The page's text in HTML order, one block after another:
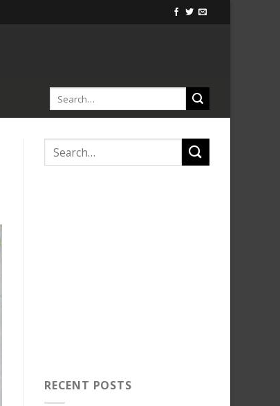
RECENT POSTS